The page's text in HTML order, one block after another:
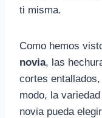
ti misma.
Como hemos
novia, las
cortes
modo, la
novia pueda